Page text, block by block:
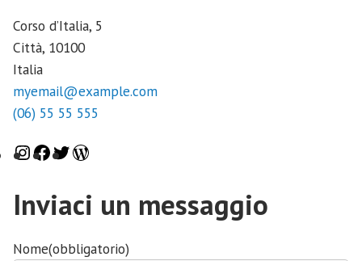
Corso d’Italia, 5
Città, 10100
Italia
myemail@example.com
(06) 55 55 555
I
s
t
F
c
e
T
i
t
r
d
Inviaci un messaggio
Nome(obbligatorio)